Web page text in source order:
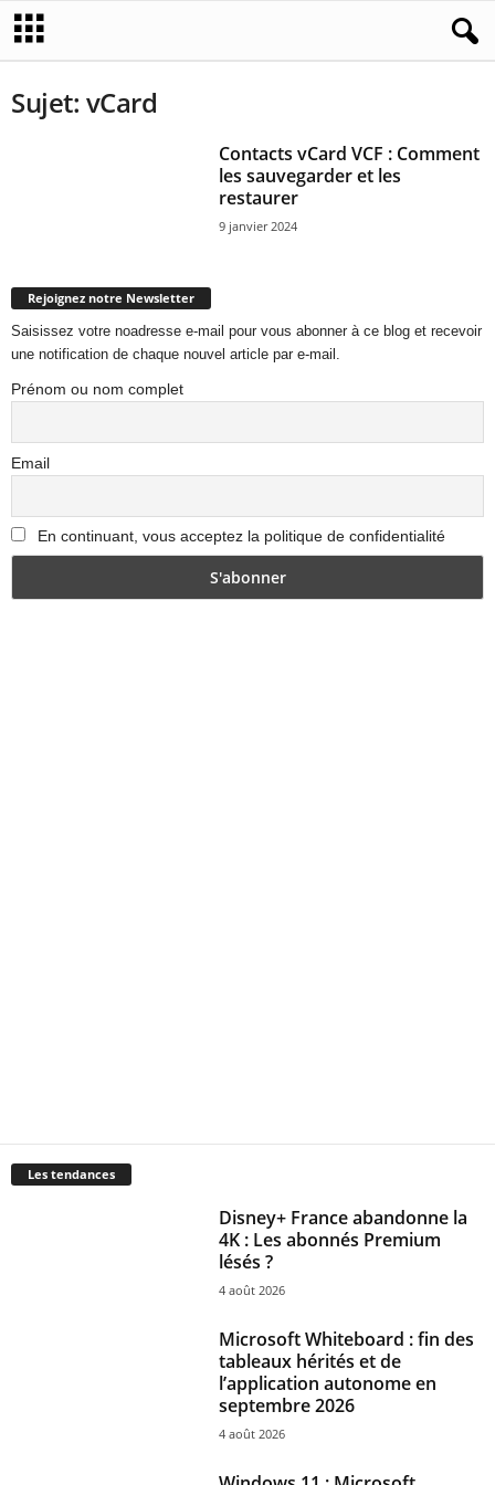
Sujet: vCard
Contacts vCard VCF : Comment
les sauvegarder et les
restaurer
9 janvier 2024
Rejoignez notre Newsletter
Saisissez votre noadresse e-mail pour vous abonner à ce blog et recevoir
une notification de chaque nouvel article par e-mail.
Prénom ou nom complet
Email
En continuant, vous acceptez la politique de confidentialité
Les tendances
Disney+ France abandonne la
4K : Les abonnés Premium
lésés ?
4 août 2026
Microsoft Whiteboard : fin des
tableaux hérités et de
l’application autonome en
septembre 2026
4 août 2026